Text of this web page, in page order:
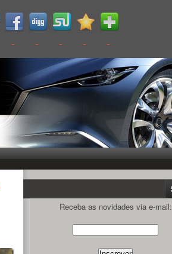
Receba as novidades via e-mail: